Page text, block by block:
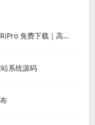
WordPress RiPro-v5子主题 Tiny-RiPro 免费下载｜高转化资源站必备
系统源码